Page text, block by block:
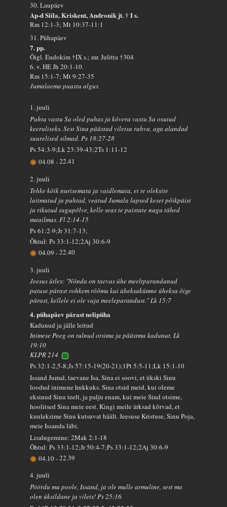
30. Laupäev
Ap-d Siila, Kriskent, Andronik jt. † I s.
Rm 12:1-3; Mt 10:37-11:1
31. Pühapäev
7. pp.
Õigl. Eudokim †IX s.; mr. Julitta †304
6. v. HE Jh 20:1-10.
Rm 15:1-7; Mt 9:27-35
Jumalaema paastu algus.
1. juuli
Puhta vastu Sa oled puhas ja kõvera vastu Sa osutud
keeruliseks. Sest Sina päästad viletsa rahva, aga alandad
suurelised silmad. Ps 18:27-28
Ps 54:3-9;Lk 23:39-43;2Ts 1:11-12
04.08-22.41
2. juuli
Tehke kõik nurisemata ja vaidlemata, et te oleksite
laitmatud ja puhtad, veatud Jumala lapsed keset põikpäist
ja rikutud sugupõlve, kelle seas te paistate nagu tähed
maailmas. Fl 2:14-15
Ps 61:2-9;Jr 31:7-13;
Õhtul: Ps 33:1-12;2Aj 30:6-9
04.09-22.40
3. juuli
Jeesus ütles: "Nõnda on taevas ühe meeltparandanud
patuse pärast rohkem rõõmu kui üheksakümne üheksa õige
pärast, kellele ei ole vaja meeleparandust." Lk 15:7
4. pühapäev pärast nelipüha
Kadunud ja jälle leitud
Inimese Poeg on tulnud otsima ja päästma kadunut. Lk
19:10
KLPR 214
Ps 32:1-2,5-8;Js 57:15-19(20-21);1Pt 5:5-11;Lk 15:1-10
Issand Jumal, taevane Isa, Sina ei soovi, et ükski Sinu
loodud inimene hukkuks. Sina otsid meid, kui oleme
eksinud Sinu teelt, ja palju enam, kui meie Sind otsime,
hoolitsed Sina meie eest. Kingi meile ärksad kõrvad, et
kuuleksime Sinu kutsuvat häält. Jeesuse Kristuse, Sinu Poja,
meie Issanda läbi.
Lisalugemine: 2Mak 2:1-18
Õhtul: Ps 33:1-12;Jr 50:4-7;Ps 33:1-12;2Aj 30:6-9
04.10-22.39
4. juuli
Pöördu mu poole, Issand, ja ole mulle armuline, sest ma
olen üksildane ja vilets! Ps 25:16